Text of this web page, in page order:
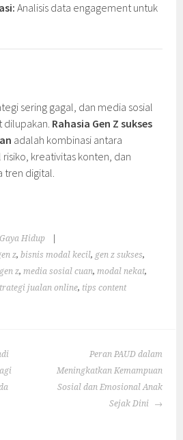
Analisis data engagement untuk
sering gagal, dan media sosial
dilupakan. Rahasia Gen Z sukses
adalah kombinasi antara
kreativitas konten, dan
tren digital.
Gaya Hidup
z,bisnis modal kecil, gen z sukses,
z,media sosial cuan,modal nekat,
jualan online, tips content
Peran PAUD dalam
Meningkatkan Kemampuan
Sosial dan Emosional Anak
Sejak Dini